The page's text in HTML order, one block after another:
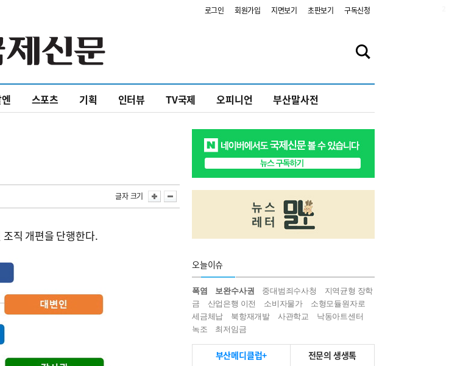
로그인 회원가입 지면보기 초판보기 구독신청
스포츠 기획 인터뷰 TV국제 오피니언 부산말사전
글자 크기
직 개편을 단행한다.
오늘이슈
폭염 보완수사권 중대범죄수사청
지역균형 장학
금
산업은행 이전 소비자물가
소형모듈원자로
세금체납
북항재개발 사관학교
낙동아트센터
녹조
최저임금
부산메디클럽+ 전문의 생생톡